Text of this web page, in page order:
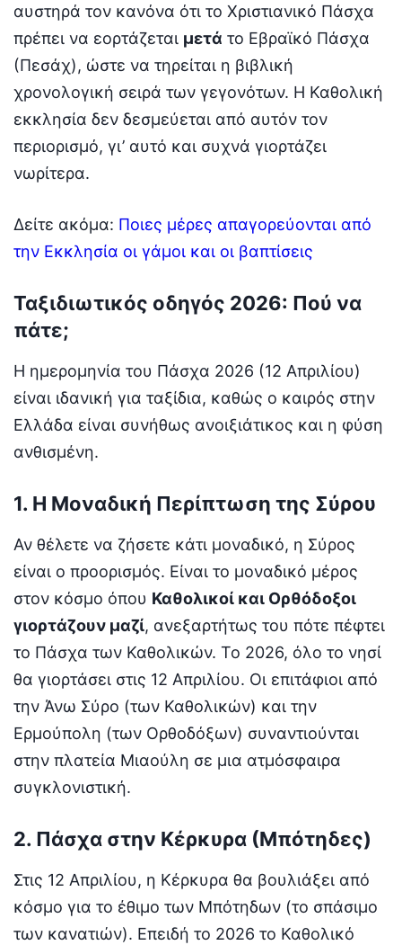
αυστηρά τον κανόνα ότι το Χριστιανικό Πάσχα
πρέπει να εορτάζεται μετά το Εβραϊκό Πάσχα
(Πεσάχ), ώστε να τηρείται η βιβλική
χρονολογική σειρά των γεγονότων. Η Καθολική
εκκλησία δεν δεσμεύεται από αυτόν τον
περιορισμό, γι’ αυτό και συχνά γιορτάζει
νωρίτερα.
Δείτε ακόμα: Ποιες μέρες απαγορεύονται από
την Εκκλησία οι γάμοι και οι βαπτίσεις
Ταξιδιωτικός οδηγός 2026: Πού να
πάτε;
Η ημερομηνία του Πάσχα 2026 (12 Απριλίου)
είναι ιδανική για ταξίδια, καθώς ο καιρός στην
Ελλάδα είναι συνήθως ανοιξιάτικος και η φύση
ανθισμένη.
1. Η Μοναδική Περίπτωση της Σύρου
Αν θέλετε να ζήσετε κάτι μοναδικό, η Σύρος
είναι ο προορισμός. Είναι το μοναδικό μέρος
στον κόσμο όπου Καθολικοί και Ορθόδοξοι
γιορτάζουν μαζί, ανεξαρτήτως του πότε πέφτει
το Πάσχα των Καθολικών. Το 2026, όλο το νησί
θα γιορτάσει στις 12 Απριλίου. Οι επιτάφιοι από
την Άνω Σύρο (των Καθολικών) και την
Ερμούπολη (των Ορθοδόξων) συναντιούνται
στην πλατεία Μιαούλη σε μια ατμόσφαιρα
συγκλονιστική.
2. Πάσχα στην Κέρκυρα (Μπότηδες)
Στις 12 Απριλίου, η Κέρκυρα θα βουλιάξει από
κόσμο για το έθιμο των Μπότηδων (το σπάσιμο
των κανατιών). Επειδή το 2026 το Καθολικό